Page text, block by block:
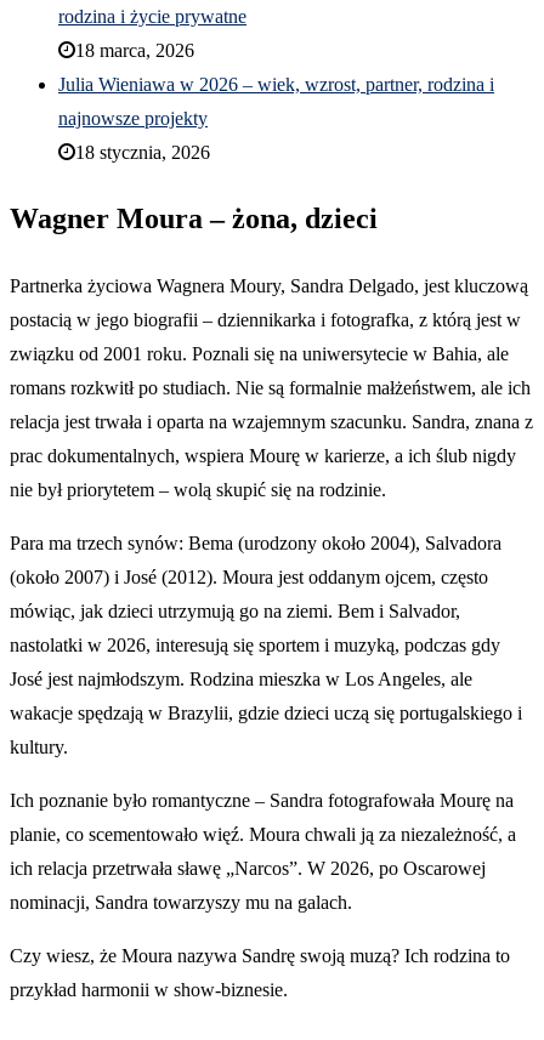
rodzina i życie prywatne
18 marca, 2026
Julia Wieniawa w 2026 – wiek, wzrost, partner, rodzina i
najnowsze projekty
18 stycznia, 2026
Wagner Moura – żona, dzieci
Partnerka życiowa Wagnera Moury, Sandra Delgado, jest kluczową
postacią w jego biografii – dziennikarka i fotografka, z którą jest w
związku od 2001 roku. Poznali się na uniwersytecie w Bahia, ale
romans rozkwitł po studiach. Nie są formalnie małżeństwem, ale ich
relacja jest trwała i oparta na wzajemnym szacunku. Sandra, znana z
prac dokumentalnych, wspiera Mourę w karierze, a ich ślub nigdy
nie był priorytetem – wolą skupić się na rodzinie.
Para ma trzech synów: Bema (urodzony około 2004), Salvadora
(około 2007) i José (2012). Moura jest oddanym ojcem, często
mówiąc, jak dzieci utrzymują go na ziemi. Bem i Salvador,
nastolatki w 2026, interesują się sportem i muzyką, podczas gdy
José jest najmłodszym. Rodzina mieszka w Los Angeles, ale
wakacje spędzają w Brazylii, gdzie dzieci uczą się portugalskiego i
kultury.
Ich poznanie było romantyczne – Sandra fotografowała Mourę na
planie, co scementowało więź. Moura chwali ją za niezależność, a
ich relacja przetrwała sławę „Narcos”. W 2026, po Oscarowej
nominacji, Sandra towarzyszy mu na galach.
Czy wiesz, że Moura nazywa Sandrę swoją muzą? Ich rodzina to
przykład harmonii w show-biznesie.